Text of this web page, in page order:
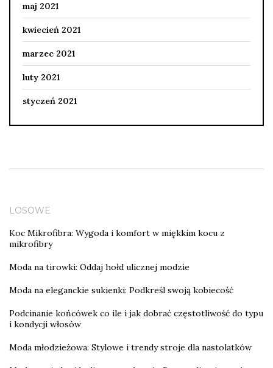
maj 2021
kwiecień 2021
marzec 2021
luty 2021
styczeń 2021
LOSOWE
Koc Mikrofibra: Wygoda i komfort w miękkim kocu z
mikrofibry
Moda na tirowki: Oddaj hołd ulicznej modzie
Moda na eleganckie sukienki: Podkreśl swoją kobiecość
Podcinanie końcówek co ile i jak dobrać częstotliwość do typu
i kondycji włosów
Moda młodzieżowa: Stylowe i trendy stroje dla nastolatków